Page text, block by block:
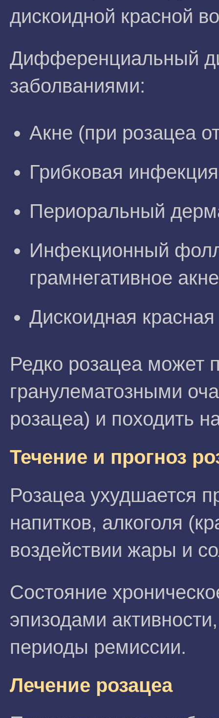
дискоидной красной
Дифференциальный
заболваниями:
Акне (при розацеа
Грибковая
Периоральный
Инфекционный
грамнегативное
Дискоидная
Редко розацеа может
гранулематозными
розацеа) и походить
Течение и прогноз
Розацеа ухудшается
напитков, алкоголя
воздействии жары и
Состояние
эпизодами
периоды ремиссии.
Лечение розацеа